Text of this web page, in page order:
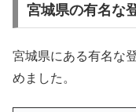
宮城県の有名な
宮城県にある有名な
めました。